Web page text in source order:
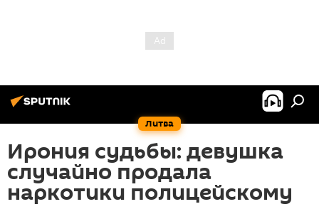
Литва
Ирония судьбы: девушка
случайно продала
наркотики полицейскому